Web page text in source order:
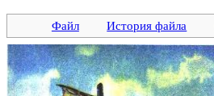
Файл История файла